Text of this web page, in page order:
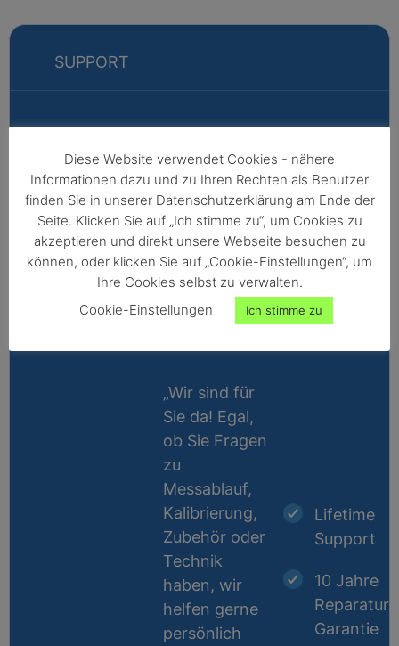
SUPPORT
Markus
Fabian
Vertriebsleitung
Außendienst -
Nordeuropa,
Afrika,
Nordamerika,
„Wir sind für
Sie da! Egal,
ob Sie Fragen
zu
Messablauf,
Kalibrierung,
Zubehör oder
Technik
haben, wir
helfen gerne
persönlich
Lifetime
Support
10 Jahre
Reparatur-
Garantie
Diese Website verwendet Cookies - nähere
Informationen dazu und zu Ihren Rechten als Benutzer
finden Sie in unserer Datenschutzerklärung am Ende der
Seite. Klicken Sie auf „Ich stimme zu“, um Cookies zu
akzeptieren und direkt unsere Webseite besuchen zu
können, oder klicken Sie auf „Cookie-Einstellungen“, um
Ihre Cookies selbst zu verwalten.
Cookie-Einstellungen
Ich stimme zu